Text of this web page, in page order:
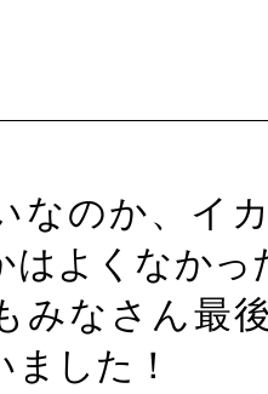
なのか、イ
はよくなかっ
みなさん最
した！